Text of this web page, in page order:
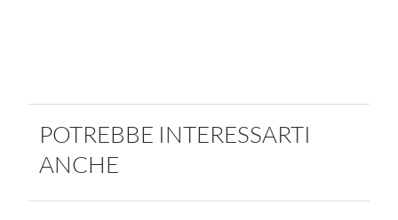
POTREBBE INTERESSARTI
ANCHE